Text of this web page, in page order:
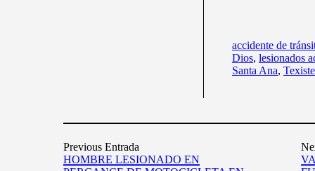
accidente de
Dios, lesionados
Santa Ana,
Previous Entrada
HOMBRE LESIONADO EN